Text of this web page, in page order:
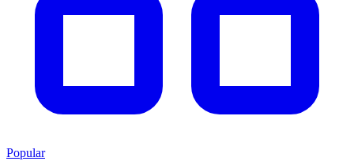
Popular